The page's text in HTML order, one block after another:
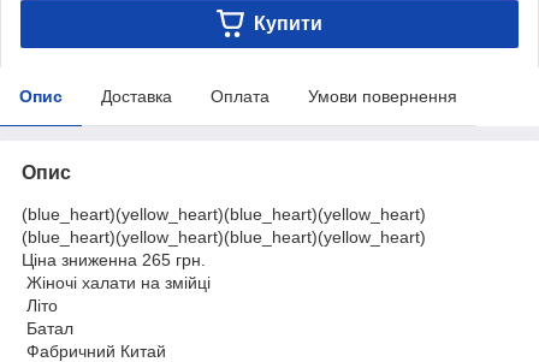
Купити
Опис Доставка Оплата Умови повернення
Опис
(blue_heart)(yellow_heart)(blue_heart)(yellow_heart)
(blue_heart)(yellow_heart)(blue_heart)(yellow_heart)
Ціна зниженна 265 грн.
Жіночі халати на змійці
Літо
Батал
Фабричний Китай